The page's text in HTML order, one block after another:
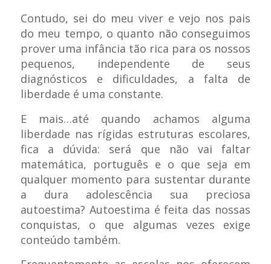
Contudo, sei do meu viver e vejo nos pais
do meu tempo, o quanto não conseguimos
prover uma infância tão rica para os nossos
pequenos, independente de seus
diagnósticos e dificuldades, a falta de
liberdade é uma constante.
E mais…até quando achamos alguma
liberdade nas rígidas estruturas escolares,
fica a dúvida: será que não vai faltar
matemática, português e o que seja em
qualquer momento para sustentar durante
a dura adolescência sua preciosa
autoestima? Autoestima é feita das nossas
conquistas, o que algumas vezes exige
conteúdo também.